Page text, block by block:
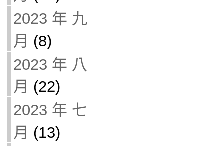
2023 年 九
月 (8)
2023 年 八
月 (22)
2023 年 七
月 (13)